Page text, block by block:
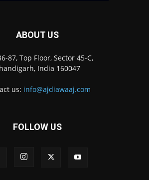
ABOUT US
87, Top Floor, Sector 45-C,
India 160047
us: info@ajdiawaaj.com
FOLLOW US